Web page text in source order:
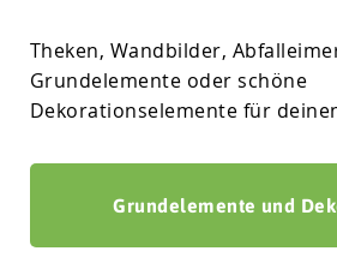
Theken, Wandbilder,
Grundelemente oder schöne
Dekorationselemente für
Grundelemente und